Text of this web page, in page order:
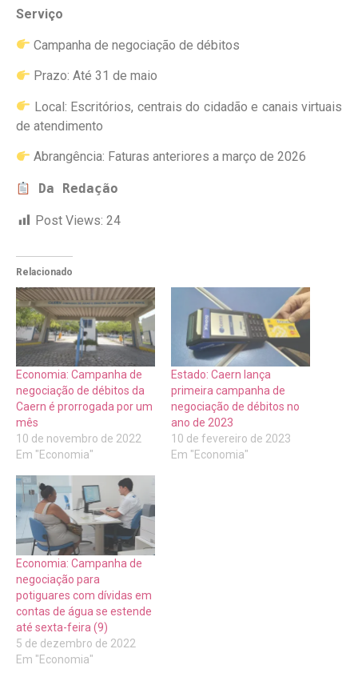
Serviço
Campanha de negociação de débitos
Prazo: Até 31 de maio
Local: Escritórios, centrais do cidadão e canais virtuais
de atendimento
Abrangência: Faturas anteriores a março de 2026
Da Redação
Post Views: 24
Relacionado
Economia: Campanha de
negociação de débitos da
Caern é prorrogada por um
mês
10 de novembro de 2022
Em "Economia"
Estado: Caern lança
primeira campanha de
negociação de débitos no
ano de 2023
10 de fevereiro de 2023
Em "Economia"
Economia: Campanha de
negociação para
potiguares com dívidas em
contas de água se estende
até sexta-feira (9)
5 de dezembro de 2022
Em "Economia"